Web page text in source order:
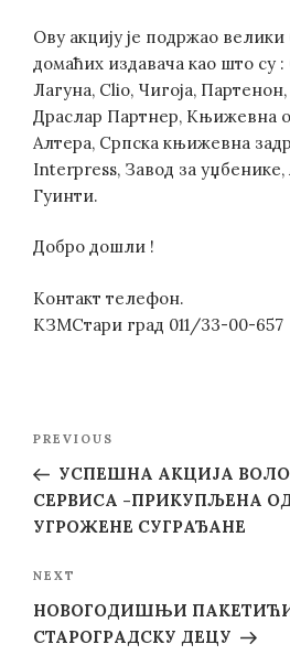
Ову акцију је подржао велики
домаћих издавача као што су
Лагуна, Clio, Чигоја,
Драслар Партнер, Књижевна
Алтера, Српска књижевна
Interpress, Завод за
Гуинти.
Добро дошли !
Контакт телефон.
КЗМСтари град 011/33-00-657
Post
Previous
Post
PREVIOUS
УСПЕШНА АКЦИЈА
СЕРВИСА -ПРИКУПЉЕНА
УГРОЖЕНЕ СУГРАЂАНЕ
Next
Post
NEXT
НОВОГОДИШЊИ
СТАРОГРАДСКУ ДЕЦУ